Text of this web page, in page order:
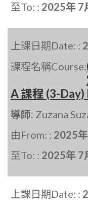
至To: : 2025年 7
上課日期Date: :
課程名稱Course:
A 課程 (3-
導師: Zuzana
由From: : 2025
至To: : 2025年 7
上課日期Date: :